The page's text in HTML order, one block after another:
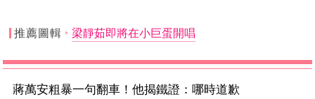
推薦圖輯 梁靜茹即將在小巨蛋開唱
蔣萬安粗暴一句翻車！他揭鐵證：哪時道歉